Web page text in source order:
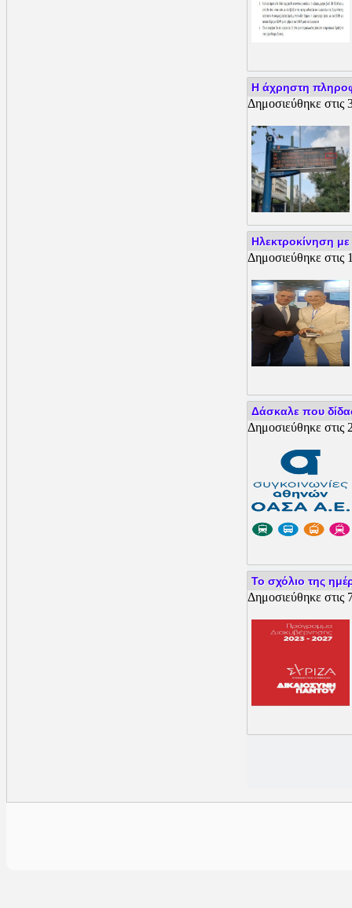
Η άχρηστη
Δημοσιεύθηκε στις
Ηλεκτροκίνηση
Δημοσιεύθηκε στις
Δάσκαλε που
Δημοσιεύθηκε στις
Το σχόλιο της
Δημοσιεύθηκε στις